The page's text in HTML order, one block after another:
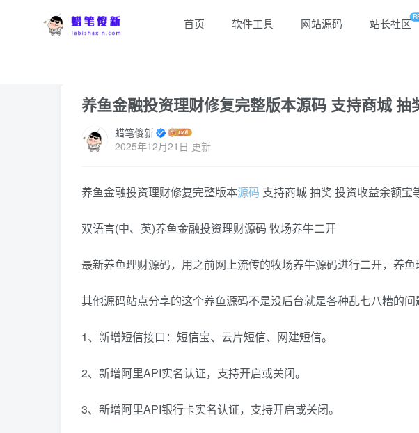
首页 软件工具 网站源码 站长社区
养鱼金融投资理财修复完整版本源码 支持商城 抽
蜡笔傻新
2025年12月21日 更新
养鱼金融投资理财修复完整版本源码 支持商城 抽奖 投资收益余额宝
双语言(中、英)养鱼金融投资理财源码 牧场养牛二开
最新养鱼理财源码，用之前网上流传的牧场养牛源码进行二开，养
其他源码站点分享的这个养鱼源码不是没后台就是各种乱七八糟的
1、新增短信接口：短信宝、云片短信、网建短信。
2、新增阿里API实名认证，支持开启或关闭。
3、新增阿里API银行卡实名认证，支持开启或关闭。